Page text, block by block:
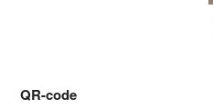
QR-code